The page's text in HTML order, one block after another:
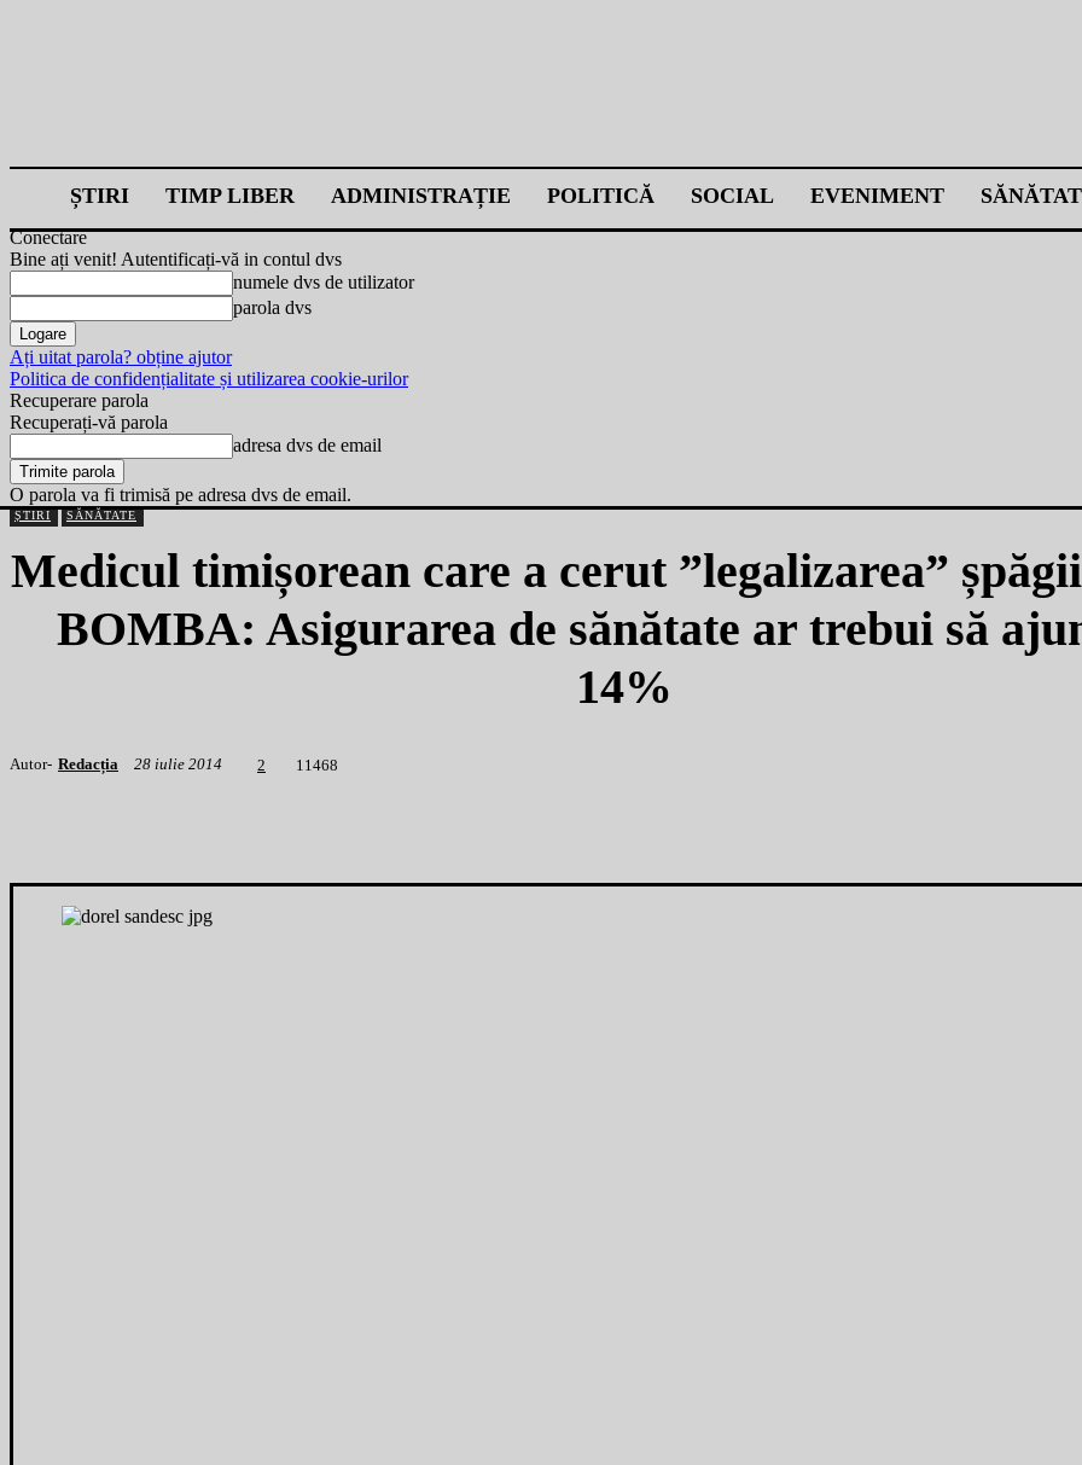
ȘTIRI TIMP LIBER ADMINISTRAȚIE POLITICĂ SOCIAL EVENIMENT
Conectare
Bine ați venit! Autentificați-vă in contul dvs
numele dvs de utilizator
parola dvs
Ați uitat parola? obține ajutor
Politica de confidențialitate și utilizarea cookie-urilor
Recuperare parola
Recuperați-vă parola
adresa dvs de email
O parola va fi trimisă pe adresa dvs de email.
ȘTIRI SĂNĂTATE
Medicul timișorean care a cerut ”legalizarea”
BOMBA: Asigurarea de sănătate ar trebui să
14%
Autor- Redacția 28 iulie 2014 2 1 1468